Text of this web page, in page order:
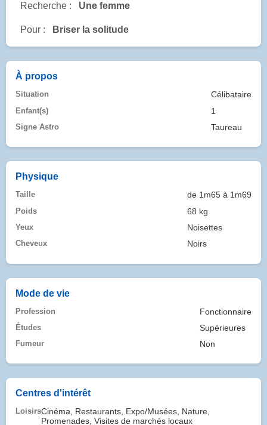
Recherche : Une femme
Pour : Briser la solitude
À propos
Situation Célibataire
Enfant(s) 1
Signe Astro Taureau
Physique
Taille de 1m65 à 1m69
Poids 68 kg
Yeux Noisettes
Cheveux Noirs
Mode de vie
Profession Fonctionnaire
Études Supérieures
Fumeur Non
Centres d'intérêt
LoisirsCinéma, Restaurants, Expo/Musées, Nature,
Promenades, Visites de marchés locaux